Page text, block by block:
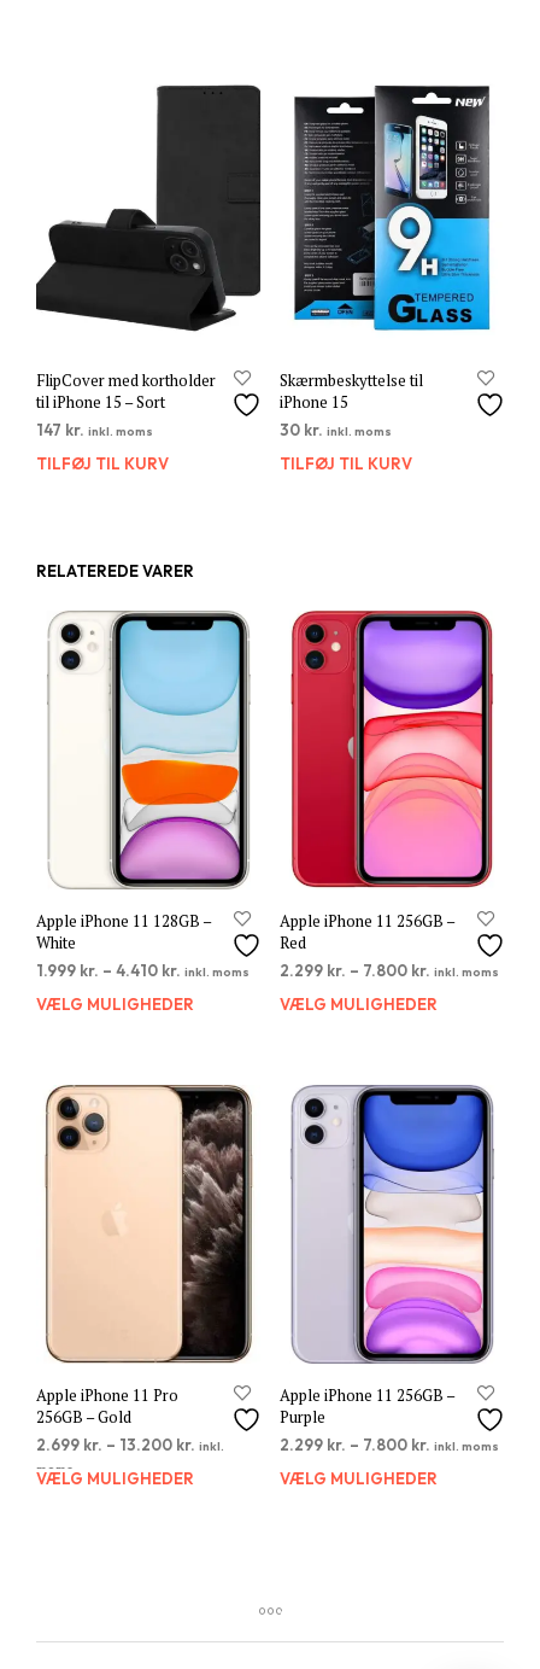
FlipCover med kortholder
til iPhone 15 – Sort
147 kr. inkl. moms
TILFØJ TIL KURV
Skærmbeskyttelse til
iPhone 15
30 kr. inkl. moms
TILFØJ TIL KURV
RELATEREDE VARER
Apple iPhone 11 128GB –
White
1.999 kr. – 4.410 kr. inkl. moms
VÆLG MULIGHEDER
Dette
varianter.
Mulighederne
vælges
Apple iPhone 11 256GB –
Red
2.299 kr. – 7.800 kr. inkl. moms
VÆLG MULIGHEDER
Apple iPhone 11 Pro
256GB – Gold
2.699 kr. – 13.200 kr. inkl.
moms
VÆLG MULIGHEDER
Dette
Mulighederne
Apple iPhone 11 256GB –
Purple
2.299 kr. – 7.800 kr. inkl. moms
VÆLG MULIGHEDER